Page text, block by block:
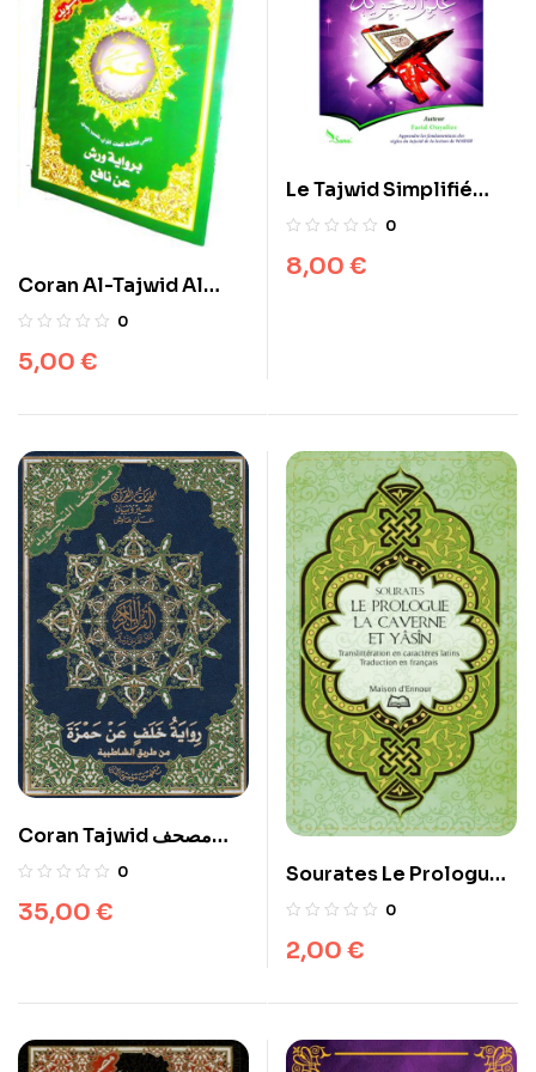
Coran Al-Tajwid Al
Wadih – chapitre
Grand format
0
5,00 €
Le Tajwid Simplifié
Lecture Warsh
0
8,00 €
Coran Tajwid مصحف
التجويد برواية خلف عن حمزة
0
35,00 €
Sourates Le Prologue,
la Caverne et Yasîn
0
2,00 €